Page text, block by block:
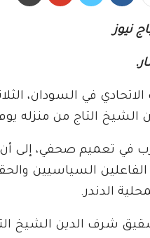
نيوز
في السودان،
الشيخ التاج من منزله
في تعميم صحفي، إلى
من الفاعلين السياسيين
الدندر.